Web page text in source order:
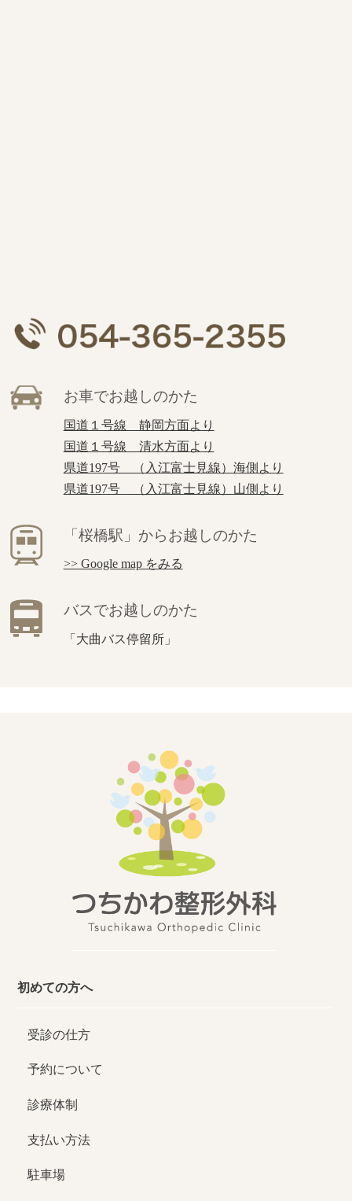
お車でお越しのかた
国道１号線 静岡方面より
国道１号線 清水方面より
県道197号 （入江富士見線）海側より
県道197号 （入江富士見線）山側より
「桜橋駅」からお越しのかた
>> Google map をみる
バスでお越しのかた
「大曲バス停留所」
初めての方へ
受診の仕方
予約について
診療体制
支払い方法
駐車場